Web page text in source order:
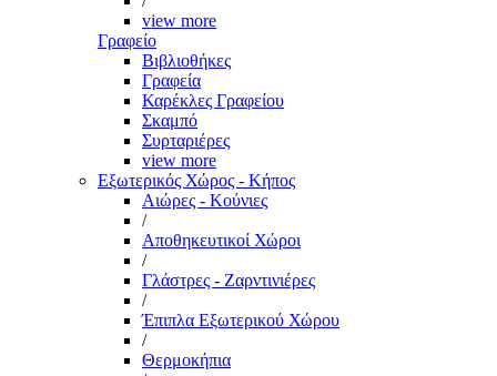
view more
Γραφείο
Βιβλιοθήκες
Γραφεία
Καρέκλες Γραφείου
Σκαμπό
Συρταριέρες
view more
Εξωτερικός Χώρος - Κήπος
Αιώρες - Κούνιες
/
Αποθηκευτικοί Χώροι
/
Γλάστρες - Ζαρντινιέρες
/
Έπιπλα Εξωτερικού Χώρου
/
Θερμοκήπια